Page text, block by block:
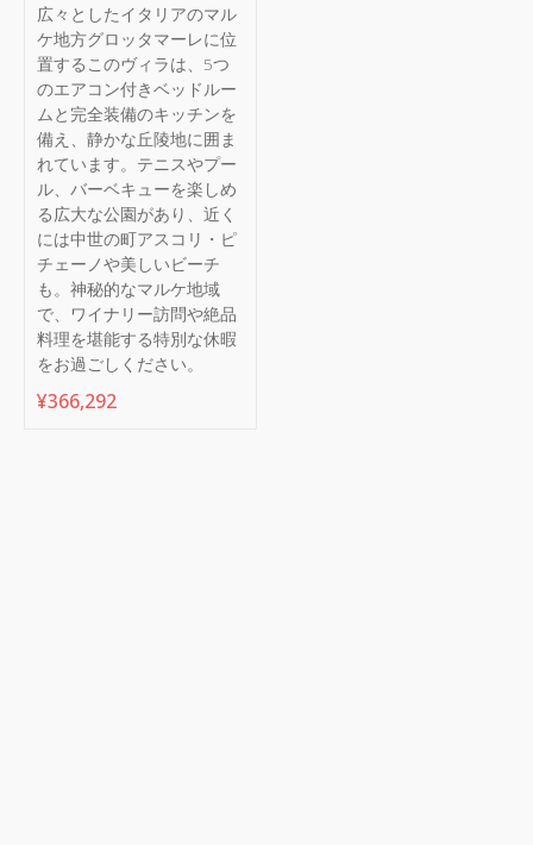
広々としたイタリアのマル
ケ地方グロッタマーレに位
置するこのヴィラは、5つ
のエアコン付きベッドルー
ムと完全装備のキッチンを
備え、静かな丘陵地に囲ま
れています。テニスやプー
ル、バーベキューを楽しめ
る広大な公園があり、近く
には中世の町アスコリ・ピ
チェーノや美しいビーチ
も。神秘的なマルケ地域
で、ワイナリー訪問や絶品
料理を堪能する特別な休暇
をお過ごしください。
¥366,292